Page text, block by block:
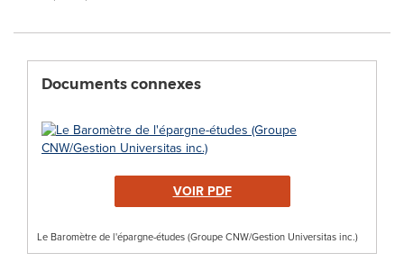
Documents connexes
VOIR PDF
Le Baromètre de l'épargne-études (Groupe CNW/Gestion Universitas inc.)